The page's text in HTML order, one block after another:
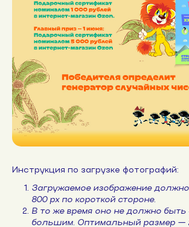
Инструкция по загрузке фотографий:
Загружаемое изображение
800 px по короткой стороне.
В то же время оно не должно
большим. Оптимальный размер —